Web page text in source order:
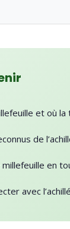
et où
de
millefeuille en
avec